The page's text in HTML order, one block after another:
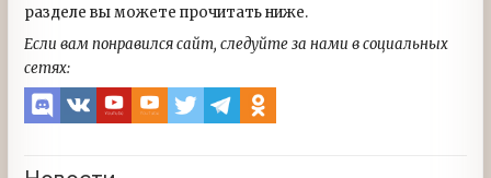
разделе вы можете прочитать ниже.
Если вам понравился сайт, следуйте за нами в социальных
сетях: